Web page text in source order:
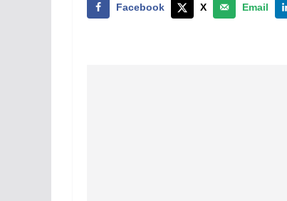
Facebook X Email